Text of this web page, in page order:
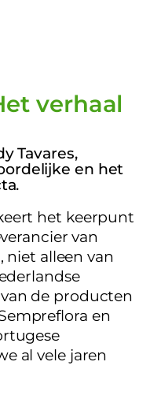
verhaal
Tavares,
en het
het keerpunt
van
niet alleen van
de producten
en
al vele jaren